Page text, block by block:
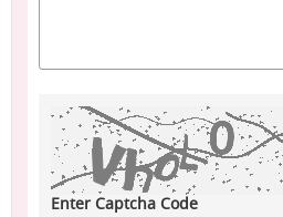
Enter Captcha Code